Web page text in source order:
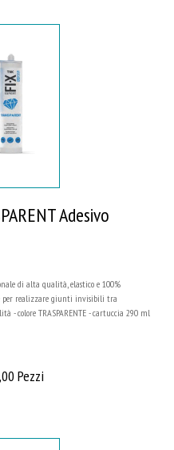
Adesivo
di alta qualità, elastico e 100%
per realizzare giunti invisibili tra
- colore TRASPARENTE - cartuccia 290 ml
Pezzi